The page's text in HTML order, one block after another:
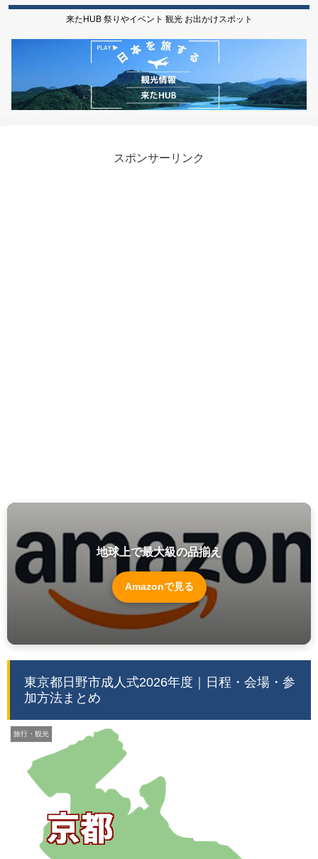
来たHUB 祭りやイベント 観光 お出かけスポット
スポンサーリンク
地球上で最大級の品揃え
Amazonで見る
東京都日野市成人式2026年度｜日程・会場・参
加方法まとめ
旅行・観光